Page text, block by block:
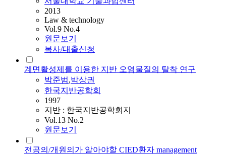
2013
Law & technology
Vol.9 No.4
원문보기
복사/대출신청
계면활성제를 이용한 지반 오염물질의 탈착 연구
박준범,박상권
한국지반공학회
1997
지반 : 한국지반공학회지
Vol.13 No.2
원문보기
전공의/개원의가 알아야할 CIED환자 management